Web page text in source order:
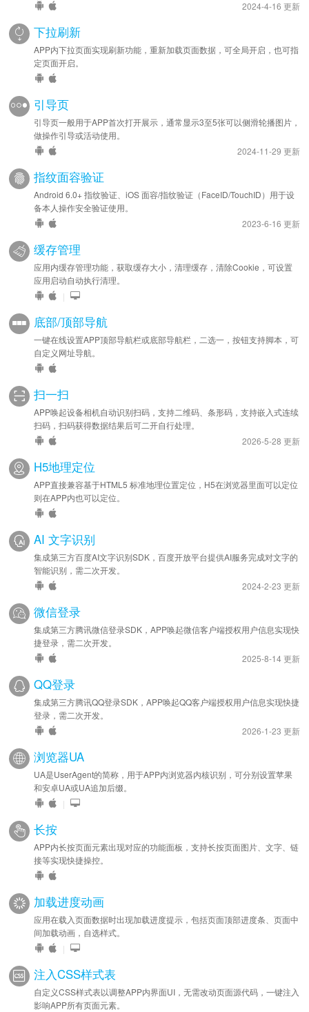
2024-4-16 更新
下拉刷新
APP内下拉页面实现刷新功能，重新加载页面数据，可全局开启，也可指
定页面开启。
引导页
引导页一般用于APP首次打开展示，通常显示3至5张可以侧滑轮播图片，
做操作引导或活动使用。
2024-11-29 更新
指纹面容验证
Android 6.0+ 指纹验证、iOS 面容/指纹验证（FaceID/TouchID）用于设
备本人操作安全验证使用。
2023-6-16 更新
缓存管理
应用内缓存管理功能，获取缓存大小，清理缓存，清除Cookie，可设置
应用启动自动执行清理。
|
底部/顶部导航
一键在线设置APP顶部导航栏或底部导航栏，二选一，按钮支持脚本，可
自定义网址导航。
扫一扫
APP唤起设备相机自动识别扫码，支持二维码、条形码，支持嵌入式连续
扫码，扫码获得数据结果后可二开自行处理。
2026-5-28 更新
H5地理定位
APP直接兼容基于HTML5 标准地理位置定位，H5在浏览器里面可以定位
则在APP内也可以定位。
AI 文字识别
集成第三方百度AI文字识别SDK，百度开放平台提供AI服务完成对文字的
智能识别，需二次开发。
2024-2-23 更新
微信登录
集成第三方腾讯微信登录SDK，APP唤起微信客户端授权用户信息实现快
捷登录，需二次开发。
2025-8-14 更新
QQ登录
集成第三方腾讯QQ登录SDK，APP唤起QQ客户端授权用户信息实现快捷
登录，需二次开发。
2026-1-23 更新
浏览器UA
UA是UserAgent的简称，用于APP内浏览器内核识别，可分别设置苹果
和安卓UA或UA追加后缀。
|
长按
APP内长按页面元素出现对应的功能面板，支持长按页面图片、文字、链
接等实现快捷操控。
加载进度动画
应用在载入页面数据时出现加载进度提示，包括页面顶部进度条、页面中
间加载动画，自选样式。
|
注入CSS样式表
自定义CSS样式表以调整APP内界面UI，无需改动页面源代码，一键注入
影响APP所有页面元素。